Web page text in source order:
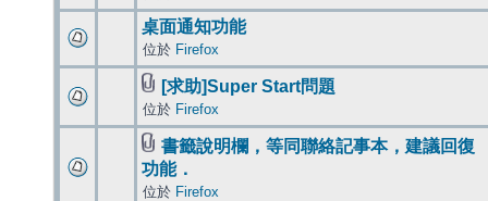
桌面通知功能
位於 Firefox
[求助]Super Start問題
位於 Firefox
書籤說明欄，等同聯絡記事本，建議回復
功能．
位於 Firefox